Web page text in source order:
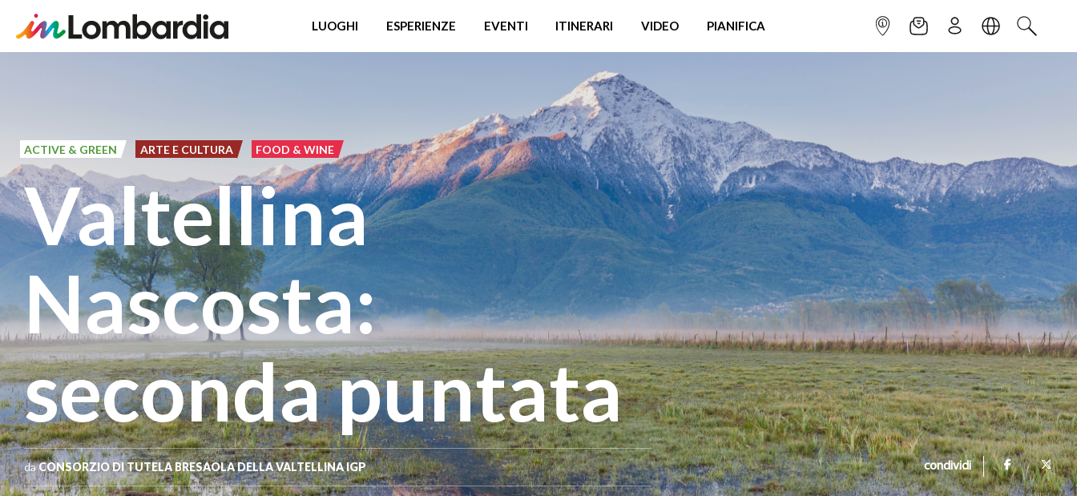
LUOGHI ESPERIENZE EVENTI ITINERARI VIDEO PIANIFICA INFOPOINTNEWSLETTER
ISCRIVITILINGUACERCA
ACTIVE & GREEN ARTE E CULTURA FOOD & WINE
Valtellina
Nascosta:
seconda puntata
daCONSORZIO DI TUTELA BRESAOLA DELLA VALTELLINA IGP condividi